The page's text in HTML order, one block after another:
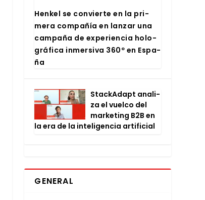
Hen­kel se con­vier­te en la pri­
me­ra com­pa­ñía en lan­zar una
cam­pa­ña de expe­rien­cia holo­
grá­fi­ca inmer­si­va 360º en Espa­
ña
Stac­kA­dapt ana­li­
za el vuel­co del
mar­ke­ting B2B en
la era de la inte­li­gen­cia arti­fi­cial
GENERAL